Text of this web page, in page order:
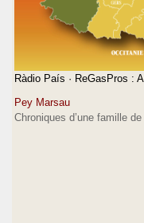
Ràdio País · ReGasPros :
Pey Marsau
Chroniques d’une famille